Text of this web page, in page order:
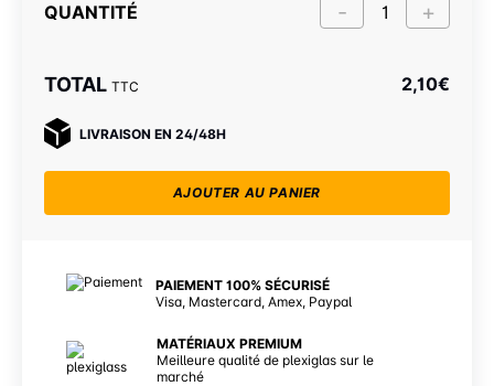
QUANTITÉ
TOTAL TTC 2,10€
LIVRAISON EN 24/48H
AJOUTER AU PANIER
PAIEMENT 100% SÉCURISÉ
Visa, Mastercard, Amex, Paypal
MATÉRIAUX PREMIUM
Meilleure qualité de plexiglas sur le
marché